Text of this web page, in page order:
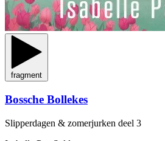
fragment
Bossche Bollekes
Slipperdagen & zomerjurken deel 3